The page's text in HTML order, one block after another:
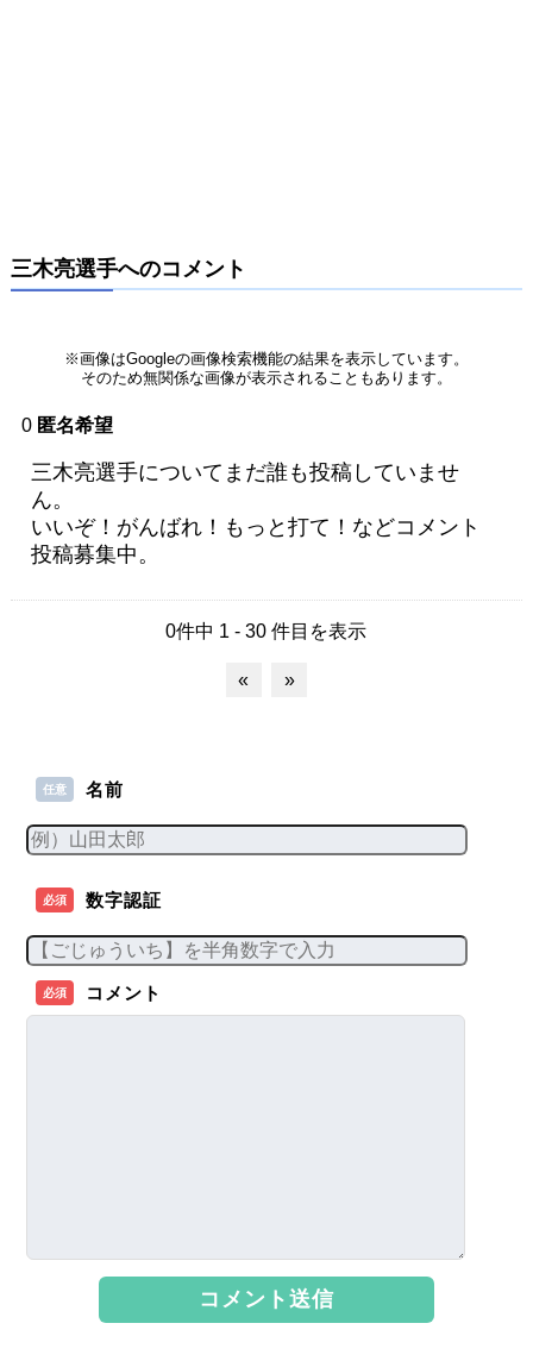
三木亮選手へのコメント
※画像はGoogleの画像検索機能の結果を表示しています。
そのため無関係な画像が表示されることもあります。
0 匿名希望
三木亮選手についてまだ誰も投稿していませ
ん。
いいぞ！がんばれ！もっと打て！などコメント
投稿募集中。
0件中 1 - 30 件目を表示
« »
任意 名前
必須 数字認証
必須 コメント